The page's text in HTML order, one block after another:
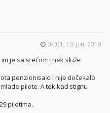
04:01, 13. jun. 2019.
je sa srećom i nek služe
penzionisalo i nije dočekalo
pilote. A tek kad stignu
pilotima.